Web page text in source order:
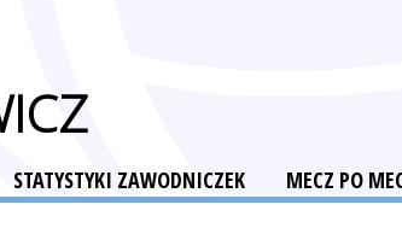
STATYSTYKI ZAWODNICZEK MECZ PO